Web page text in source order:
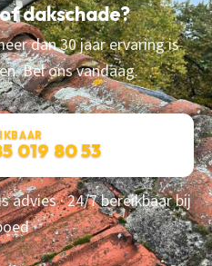
dakschade?
dan 30 jaar ervaring is
Bel ons vandaag.
019 80 53
advies · 24/7 bereikbaar bij